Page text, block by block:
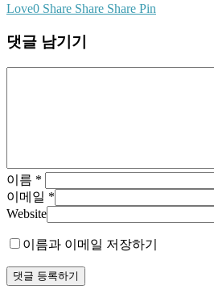
Love0 Share Share Share Pin
댓글 남기기
이름 *
이메일 *
Website
이름과 이메일 저장하기